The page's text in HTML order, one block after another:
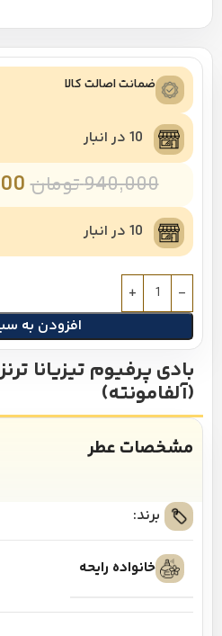
ضمانت اصالت کالا
10 در انبار
940,000تومان
10 در انبار
افزودن به
بادی پرفیوم تیزیانا
(آلفامونته)
مشخصات عطر
برند:
خانواده رایحه